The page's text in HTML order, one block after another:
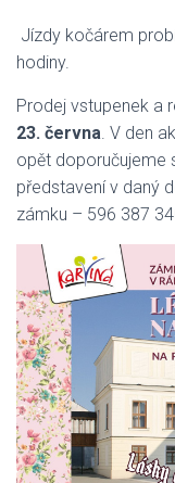
Jízdy kočárem
hodiny.
Prodej vstupenek a
23. června. V den
opět doporučujeme
představení v daný
zámku – 596 387